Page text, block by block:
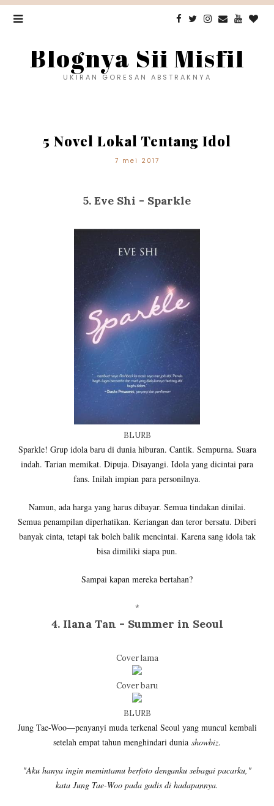
Blognya Sii Misfil
UKIRAN GORESAN ABSTRAKNYA
5 Novel Lokal Tentang Idol
7 mei 2017
5. Eve Shi - Sparkle
BLURB
Sparkle! Grup idola baru di dunia hiburan. Cantik. Sempurna. Suara
indah. Tarian memikat. Dipuja. Disayangi. Idola yang dicintai para
fans. Inilah impian para personilnya.
Namun, ada harga yang harus dibayar. Semua tindakan dinilai.
Semua penampilan diperhatikan. Keriangan dan teror bersatu. Diberi
banyak cinta, tetapi tak boleh balik mencintai. Karena sang idola tak
bisa dimiliki siapa pun.
Sampai kapan mereka bertahan?
*
4. Ilana Tan - Summer in Seoul
Cover lama
Cover baru
BLURB
Jung Tae-Woo—penyanyi muda terkenal Seoul yang muncul kembali
setelah empat tahun menghindari dunia showbiz.
"Aku hanya ingin memintamu berfoto denganku sebagai pacarku,"
kata Jung Tae-Woo pada gadis di hadapannya.